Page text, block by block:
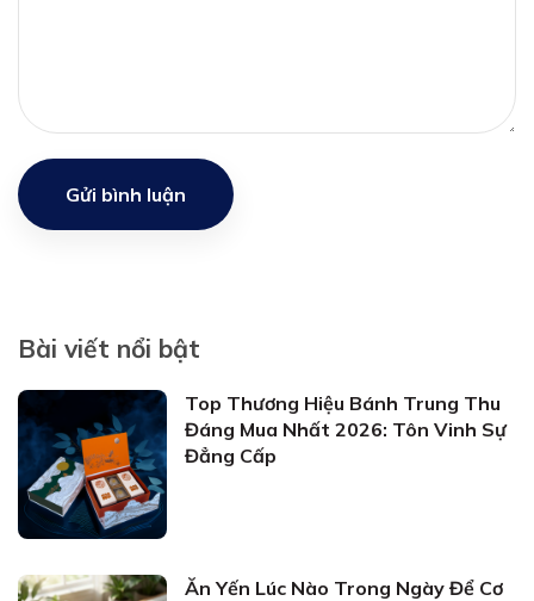
Gửi bình luận
Bài viết nổi bật
Top Thương Hiệu Bánh Trung Thu
Đáng Mua Nhất 2026: Tôn Vinh Sự
Đẳng Cấp
Ăn Yến Lúc Nào Trong Ngày Để Cơ